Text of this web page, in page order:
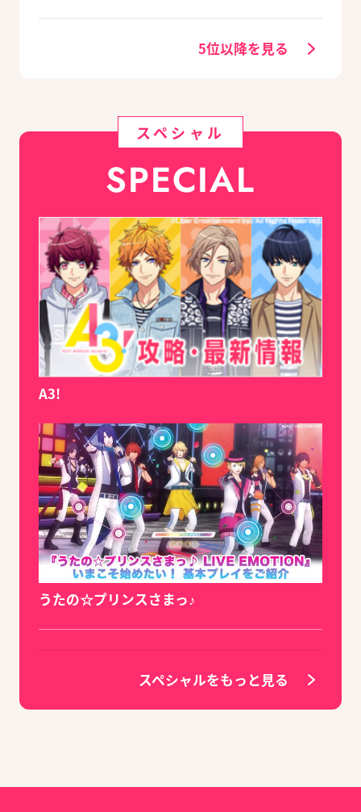
5位以降を見る
スペシャル
SPECIAL
A3!
うたの☆プリンスさまっ♪
スペシャルをもっと見る